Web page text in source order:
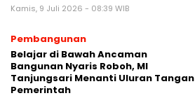
Kamis, 9 Juli 2026 - 08:39 WIB
Pembangunan
‎Belajar di Bawah Ancaman
Bangunan Nyaris Roboh, MI
Tanjungsari Menanti Uluran Tangan
Pemerintah‎